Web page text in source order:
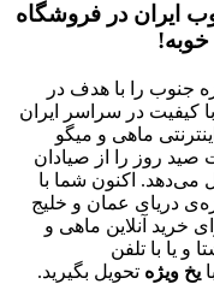
ایران در فروشگاه
خوبه!
جنوب را با هدف در
کیفیت در سراسر ایران
ماهی و میگو
صید روز را از صیادان
می‌دهد. اکنون شما با
دریای عمان و خلیج
خرید آنلاین ماهی و
و یا با تلفن
با یخ ویژه تحویل بگیرید.